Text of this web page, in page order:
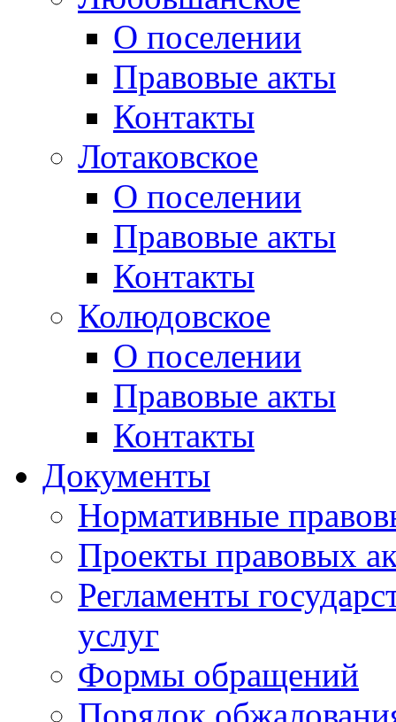
О поселении
Правовые акты
Контакты
Лотаковское
О поселении
Правовые акты
Контакты
Колюдовское
О поселении
Правовые акты
Контакты
Документы
Нормативные
Проекты правовых
Регламенты
услуг
Формы обращений
Порядок